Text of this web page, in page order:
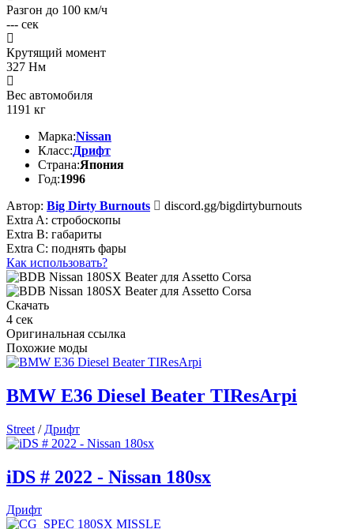
Разгон до 100 км/ч
--- сек
Крутящий момент
327 Нм
Вес автомобиля
1191 кг
Марка:Nissan
Класс:Дрифт
Страна:Япония
Год:1996
Автор: Big Dirty Burnouts
discord.gg/bigdirtyburnouts
Extra A: стробоскопы
Extra B: габариты
Extra C: поднять фары
Как использовать?
Скачать
4 сек
Оригинальная ссылка
Похожие моды
BMW E36 Diesel Beater TIResArpi
Street / Дрифт
iDS # 2022 - Nissan 180sx
Дрифт